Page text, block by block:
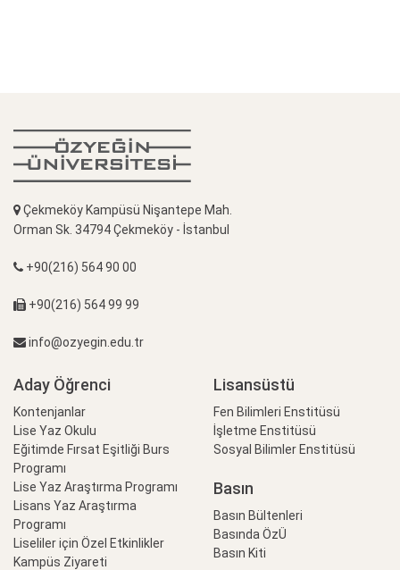
Çekmeköy Kampüsü Nişantepe Mah.
Orman Sk. 34794 Çekmeköy - İstanbul
+90(216) 564 90 00
+90(216) 564 99 99
info@ozyegin.edu.tr
Aday Öğrenci
Kontenjanlar
Lise Yaz Okulu
Eğitimde Fırsat Eşitliği Burs
Programı
Lise Yaz Araştırma Programı
Lisans Yaz Araştırma
Programı
Liseliler için Özel Etkinlikler
Kampüs Ziyareti
Lisansüstü
Fen Bilimleri Enstitüsü
İşletme Enstitüsü
Sosyal Bilimler Enstitüsü
Basın
Basın Bültenleri
Basında ÖzÜ
Basın Kiti